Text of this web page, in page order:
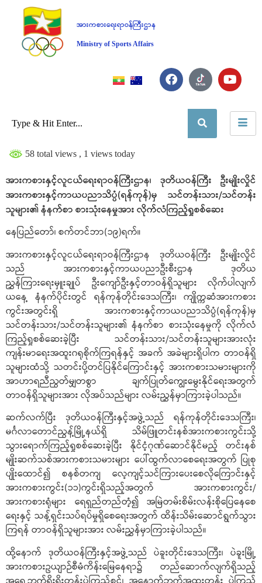
အားကစားရေးရာဝန်ကြီးဌာန
Ministry of Sports Affairs
58 total views , 1 views today
အားကစားနှင့်လူငယ်ရေးရာဝန်ကြီးဌာန၊ ဒုတိယဝန်ကြီး ဦးမျိုးလှိုင်
အားကစားနှင့်ကာယပညာသိပ္ပံ(ရန်ကုန်)မှ သင်တန်းသား/သင်တန်း
သူများ၏ နံနက်စာ စားသုံးနေမှုအား လိုက်လံကြည့်ရှုစစ်ဆေး
နေပြည်တော်၊ စက်တင်ဘာ(၁၉)ရက်။
အားကစားနှင့်လူငယ်ရေးရာဝန်ကြီးဌာန ဒုတိယဝန်ကြီး ဦးမျိုးလှိုင်
သည် အားကစားနှင့်ကာယပညာဦးစီးဌာန ဒုတိယ
ညွှန်ကြားရေးမှူးချုပ် ဦးကျော်ဦးနှင့်တာဝန်ရှိသူများ လိုက်ပါလျက်
ယနေ့ နံနက်ပိုင်းတွင် ရန်ကုန်တိုင်းဒေသကြီး၊ ကျိုက္ကဆံအားကစား
ကွင်းအတွင်းရှိ အားကစားနှင့်ကာယပညာသိပ္ပံ(ရန်ကုန်)မှ
သင်တန်းသား/သင်တန်းသူများ၏ နံနက်စာ စားသုံးနေမှုကို လိုက်လံ
ကြည့်ရှုစစ်ဆေးခဲ့ပြီး သင်တန်းသား/သင်တန်းသူများအားလုံး
ကျန်းမာရေးအထူးဂရုစိုက်ကြရန်နှင့် အခက် အခဲများရှိပါက တာဝန်ရှိ
သူများထံသို့ သတင်းပို့တင်ပြနိုင်ကြောင်းနှင့် အားကစားသမားများကို
အာဟာရညီညွတ်မျှတစွာ ချက်ပြုတ်ကျွေးမွေးနိုင်ရေးအတွက်
တာဝန်ရှိသူများအား လိုအပ်သည်များ လမ်းညွှန်မှာကြားခဲ့ပါသည်။
ဆက်လက်ပြီး ဒုတိယဝန်ကြီးနှင့်အဖွဲ့သည် ရန်ကုန်တိုင်းဒေသကြီး၊
မင်္ဂလာတောင်ညွန့်မြို့နယ်ရှိ သိမ်ဖြူတင်းနစ်အားကစားကွင်းသို့
သွားရောက်ကြည့်ရှုစစ်ဆေးခဲ့ပြီး နိုင်ငံ့ဂုဏ်ဆောင်နိုင်မည့် တင်းနစ်
မျိုးဆက်သစ်အားကစားသမားများ ပေါ်ထွက်လာစေရေးအတွက် ပြုစု
ပျိုးထောင်၍ စနစ်တကျ လေ့ကျင့်သင်ကြားပေးစေလိုကြောင်းနှင့်
အားကစားကွင်း(၁၁)ကွင်းရှိသည့်အတွက် အားကစားကွင်း/
အားကစားရုံများ ရေရှည်တည်တံ့၍ အမြဲတမ်းစိမ်းလန်းစိုပြေနေစေ
ရေးနှင့် သန့်ရှင်းသပ်ရပ်မှုရှိစေရေးအတွက် ထိန်းသိမ်းဆောင်ရွက်သွား
ကြရန် တာဝန်ရှိသူများအား လမ်းညွှန်မှာကြားခဲ့ပါသည်။
ထို့နောက် ဒုတိယဝန်ကြီးနှင့်အဖွဲ့သည် ပဲခူးတိုင်းဒေသကြီး၊ ပဲခူးမြို့
အားကစားဥယျာဉ်စီမံကိန်းမြေနေရာ၌ တည်ဆောက်လျက်ရှိသည့်